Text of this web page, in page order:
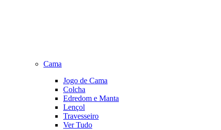
Cama
Jogo de Cama
Colcha
Edredom e Manta
Lençol
Travesseiro
Ver Tudo